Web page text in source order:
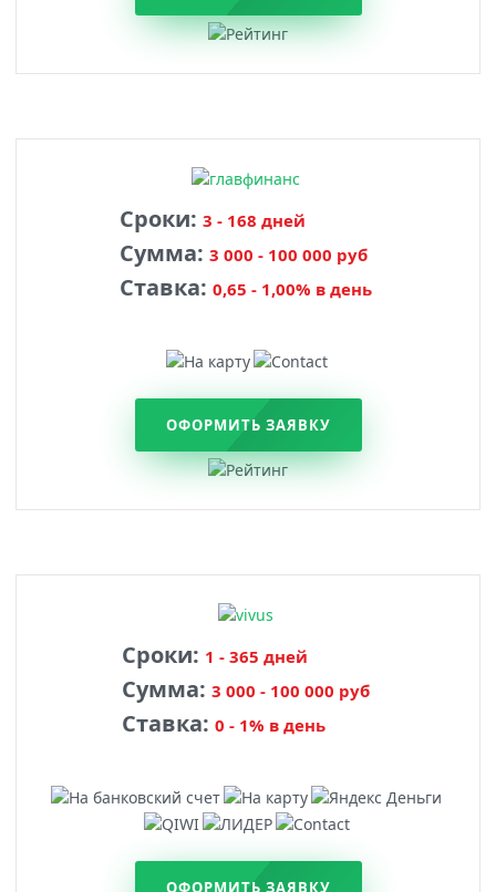
Сроки: 3 - 168 дней
Сумма: 3 000 - 100 000 руб
Ставка: 0,65 - 1,00% в день
ОФОРМИТЬ ЗАЯВКУ
Сроки: 1 - 365 дней
Сумма: 3 000 - 100 000 руб
Ставка: 0 - 1% в день
ОФОРМИТЬ ЗАЯВКУ